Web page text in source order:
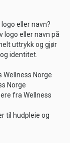
eller navn?
logo eller navn på
uttrykk og gjør
identitet.
Norge
Norge
fra Wellness
til hudpleie og